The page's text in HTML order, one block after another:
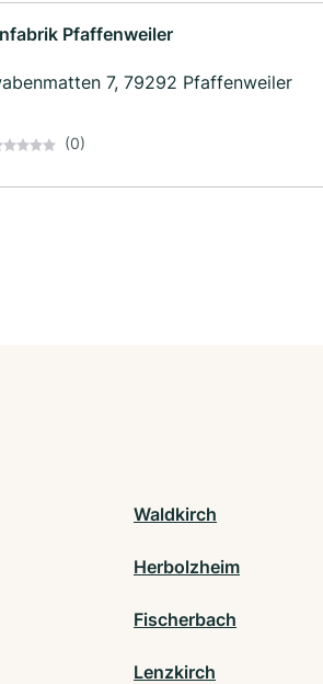
Pfaffenweiler
7, 79292 Pfaffenweiler
(0)
Waldkirch
Herbolzheim
Fischerbach
Lenzkirch